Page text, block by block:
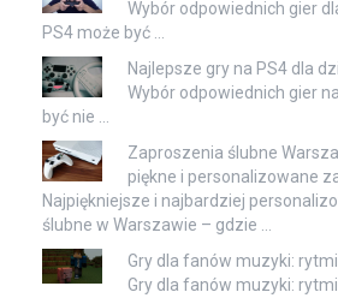
Wybór odpowiednich gier
PS4 może być …
Najlepsze gry na PS4 dla
Wybór odpowiednich gier
być nie …
Zaproszenia ślubne
piękne i personalizowane
Najpiękniejsze i najbardziej
ślubne w Warszawie – gdzie …
Gry dla fanów muzyki:
Gry dla fanów muzyki: